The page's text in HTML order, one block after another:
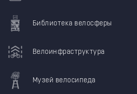
Библиотека велосферы
Велоинфраструктура
Музей велосипеда